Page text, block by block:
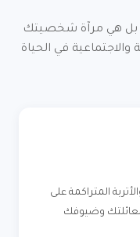
بل هي مرآة شخصيتك
في الحياة
المتراكمة على
وضيوفك